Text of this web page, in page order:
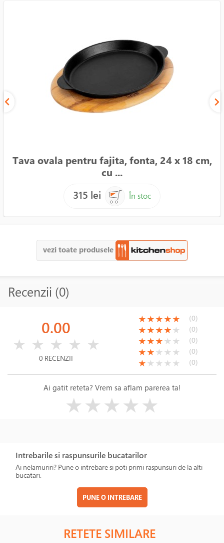
Tava ovala pentru fajita, fonta, 24 x 18 cm,
cu ...
315 lei
În stoc
vezi toate produsele
Recenzii (0)
0.00
★ ★ ★ ★ ★
0 RECENZII
(*)
★(*)
★(*)
★(*)
★(*)
★ (0)
(*)
★(*)
★(*)
★(*)
★( )
★ (0)
(*)
★(*)
★(*)
★( )
★ ( )
★ (0)
(*)
★(*)
★( )
★ ( )
★ ( )
★ (0)
(*)
★( )
★ ( )
★ ( )
★ ( )
★ (0)
Ai gatit reteta? Vrem sa aflam parerea ta!
★★★★★
Intrebarile si raspunsurile bucatarilor
Ai nelamuriri? Pune o intrebare si poti primi raspunsuri de la alti
bucatari.
PUNE O INTREBARE
RETETE SIMILARE